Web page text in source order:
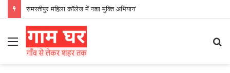
हड़ताली सफाईकर्मियों ने नगर निगम का घेराव किया’
Menu